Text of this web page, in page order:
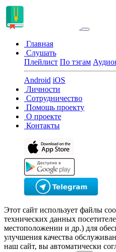
Главная
Слушать
Плейлист По тэгам
Android iOS
Личности
Сотрудничество
Помощь проекту
О проекте
Контакты
Этот сайт использует файлы
технических данных
местоположении и др.) для
улучшения качества
наш сайт, вы автоматически